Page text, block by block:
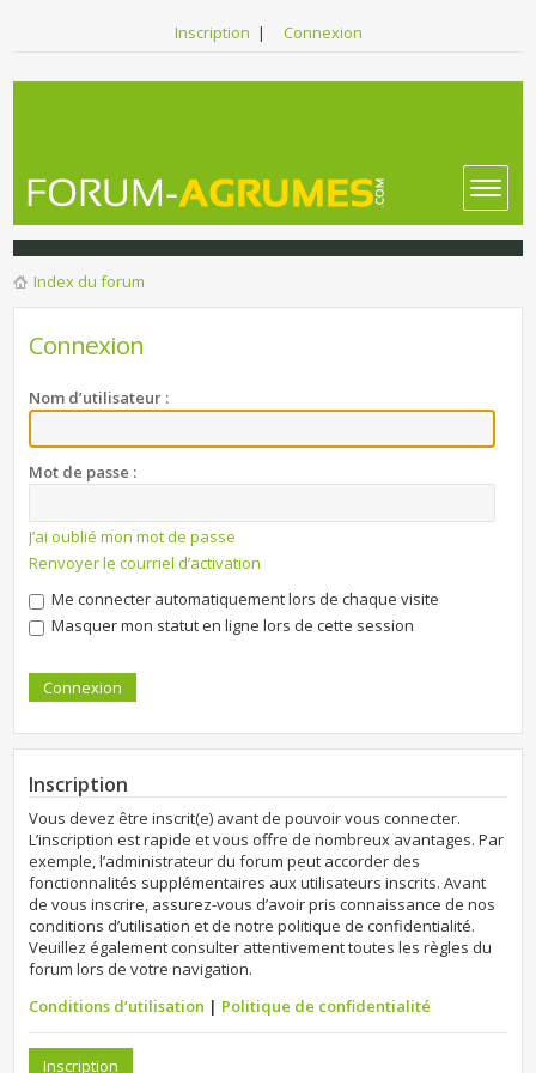
Inscription | Connexion
Index du forum
Connexion
Nom d’utilisateur :
Mot de passe :
J’ai oublié mon mot de passe
Renvoyer le courriel d’activation
Me connecter automatiquement lors de chaque visite
Masquer mon statut en ligne lors de cette session
Inscription
Vous devez être inscrit(e) avant de pouvoir vous connecter.
L’inscription est rapide et vous offre de nombreux avantages. Par
exemple, l’administrateur du forum peut accorder des
fonctionnalités supplémentaires aux utilisateurs inscrits. Avant
de vous inscrire, assurez-vous d’avoir pris connaissance de nos
conditions d’utilisation et de notre politique de confidentialité.
Veuillez également consulter attentivement toutes les règles du
forum lors de votre navigation.
Conditions d’utilisation | Politique de confidentialité
Inscription